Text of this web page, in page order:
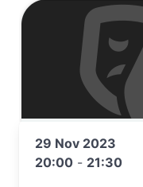
29 Nov 2023
20:00 - 21:30